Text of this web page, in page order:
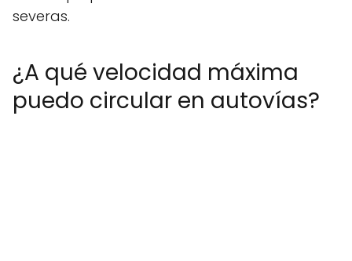
severas.
¿A qué velocidad máxima
puedo circular en autovías?